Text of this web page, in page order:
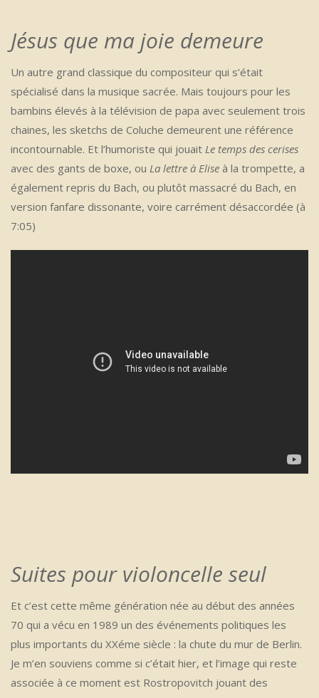
Jésus que ma joie demeure
Un autre grand classique du compositeur qui s’était
spécialisé dans la musique sacrée. Mais toujours pour les
bambins élevés à la télévision de papa avec seulement trois
chaines, les sketchs de Coluche demeurent une référence
incontournable. Et l’humoriste qui jouait Le temps des cerises
avec des gants de boxe, ou La lettre à Elise à la trompette, a
également repris du Bach, ou plutôt massacré du Bach, en
version fanfare dissonante, voire carrément désaccordée (à
7:05)
Suites pour violoncelle seul
Et c’est cette même génération née au début des années
70 qui a vécu en 1989 un des événements politiques les
plus importants du XXéme siècle : la chute du mur de Berlin.
Je m’en souviens comme si c’était hier, et l’image qui reste
associée à ce moment est Rostropovitch jouant des